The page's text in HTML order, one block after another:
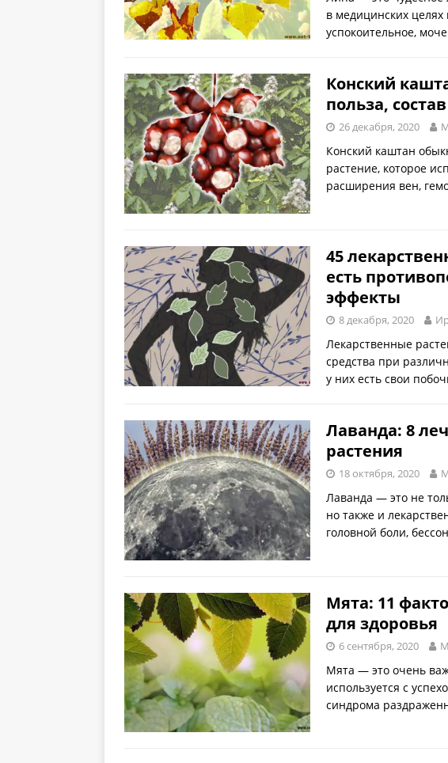
в медицинских целях
успокоительное,
Конский
польза,
26 декабря, 2020
Конский каштан
растение, которое
расширения вен,
45
есть
эффекты
8 декабря, 2020
Лекарственные
средства при
у них есть свои
Лаванда: 8
растения
18 октября, 2020
Лаванда — это не
но также и
головной боли,
Мята: 11
для здоровья
6 сентября, 2020
Мята — это очень
используется с
синдрома